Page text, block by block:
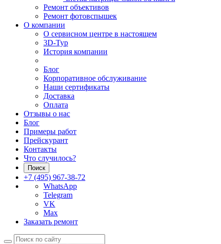
Ремонт объективов
Ремонт фотовспышек
О компании
О сервисном центре в настоящем
3D-Тур
История компании
Блог
Корпоративное обслуживание
Наши сертификаты
Доставка
Оплата
Отзывы о нас
Блог
Примеры работ
Прейскурант
Контакты
Что случилось?
Поиск
+7 (495) 967-38-72
WhatsApp
Telegram
VK
Max
Заказать ремонт